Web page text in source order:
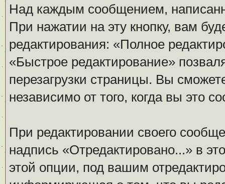
Над каждым сообщением,
При нажатии на эту кнопку, вам
редактирования: «Полное
«Быстрое редактирование»
перезагрузки страницы. Вы
независимо от того, когда вы это
При редактировании своего
надпись «Отредактировано...» в
этой опции, под вашим